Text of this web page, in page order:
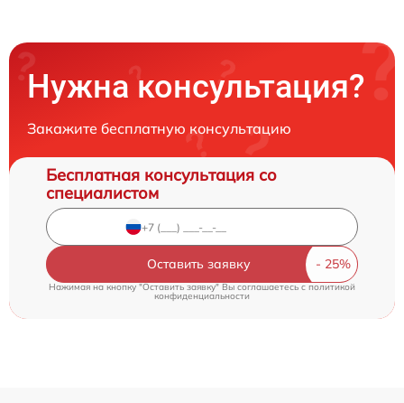
Нужна консультация?
Закажите бесплатную консультацию
Бесплатная консультация со
специалистом
Оставить заявку
Нажимая на кнопку "Оставить заявку" Вы соглашаетесь c политикой
конфиденциальности